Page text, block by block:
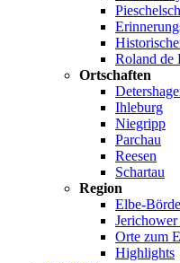
Roland de
Ortschaften
Ihleburg
Niegripp
Parchau
Reesen
Schartau
Region
Elbe-
Orte zum
Highlights